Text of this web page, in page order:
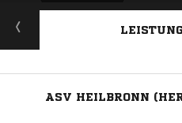
ASV HEILBRONN